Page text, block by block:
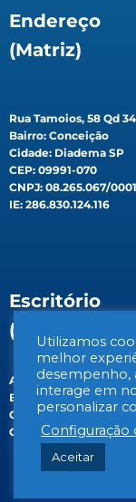
Endereço
(Matriz)
Rua Tamoios, 58 Qd 34
Bairro: Conceição
Cidade: Diadema SP
CEP: 09991-070
CNPJ: 08.265.067/
IE: 286.830.124.116
Escritório
(Filial)
Av. Gen. Valdomiro
Bairro: Jabaquara
Cidade: São Paulo/SP
CEP: 04344-070
© 2026 BIOSIS
Utilizamos
melhor
desempenho,
interage em
personalizar
Configuração
Aceitar